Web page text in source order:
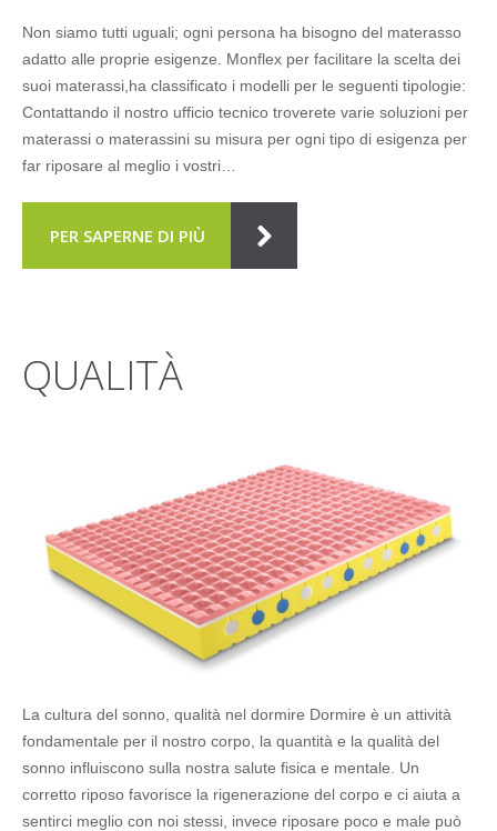
Non siamo tutti uguali; ogni persona ha bisogno del materasso
adatto alle proprie esigenze. Monflex per facilitare la scelta dei
suoi materassi,ha classificato i modelli per le seguenti tipologie:
Contattando il nostro ufficio tecnico troverete varie soluzioni per
materassi o materassini su misura per ogni tipo di esigenza per
far riposare al meglio i vostri…
PER SAPERNE DI PIÙ
QUALITÀ
La cultura del sonno, qualità nel dormire Dormire è un attività
fondamentale per il nostro corpo, la quantità e la qualità del
sonno influiscono sulla nostra salute fisica e mentale. Un
corretto riposo favorisce la rigenerazione del corpo e ci aiuta a
sentirci meglio con noi stessi, invece riposare poco e male può